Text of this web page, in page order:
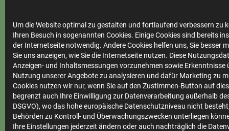
Um die Website optimal zu gestalten und fortlaufend verbessern
Ihren Besuch in sogenannten Cookies. Einige Cookies sind bereits
der Internetseite notwendig. Andere Cookies helfen uns, Sie besser
Sie uns anzeigen, wie Sie die Internetseite nutzen. Diese
Anzeigen- und Inhaltsmessungen vorzunehmen sowie Erkenntnisse
Nutzung unserer Angebote zu analysieren und dafür Marketing zu
Cookies nutzen wir nur, wenn Sie auf den Zustimmen-Button auf
begrenzt auch Ihre Einwilligung zur Datenverarbeitung außerhalb
DSGVO), wo das hohe europäische Datenschutzniveau nicht
Behörden zu Kontroll- und Überwachungszwecken unterliegen
Ihre Einstellungen jederzeit ändern oder auch nachträglich die
Ihre
Stadtwerke
Marktkommunikation
Vertrieb
Impressum